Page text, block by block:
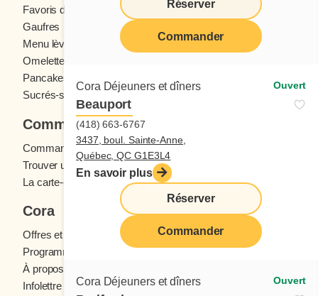
Réserver
Commander
Cora Déjeuners et dîners Ouvert
Beauport
(418) 663-6767
3437, boul. Sainte-Anne,
Québec, QC G1E3L4
En savoir plus
Réserver
Commander
Cora Déjeuners et dîners Ouvert
Favoris des ados
Fruits frais
Gaufres
Menu lève-tôt
Oeufs
Omelettes et Crêpomelettes
Pancakes
Sucrés-salés
Commander
Commande en ligne
Trouver un restaurant
La carte-cadeau Cora
Cora
Offres et concours
Programme fidélité Cora
À propos des restaurants Cora
Infolettre Cora